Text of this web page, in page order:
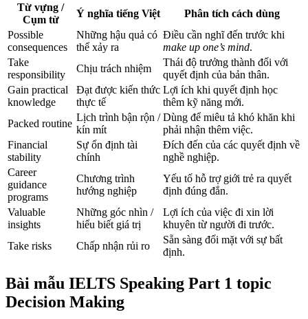
Từ vựng /
Cụm từ
Ý nghĩa tiếng Việt
Phân tích cách dùng
Possible
consequences
Những hậu quả có
thể xảy ra
Điều cần nghĩ đến trước khi
make up one’s mind.
Take
responsibility
Chịu trách nhiệm
Thái độ trưởng thành đối với
quyết định của bản thân.
Gain practical
knowledge
Đạt được kiến thức
thực tế
Lợi ích khi quyết định học
thêm kỹ năng mới.
Packed routine
Lịch trình bận rộn /
kín mít
Dùng để miêu tả khó khăn khi
phải nhận thêm việc.
Financial
stability
Sự ổn định tài
chính
Đích đến của các quyết định về
nghề nghiệp.
Career
guidance
programs
Chương trình
hướng nghiệp
Yếu tố hỗ trợ giới trẻ ra quyết
định đúng đắn.
Valuable
insights
Những góc nhìn /
hiểu biết giá trị
Lợi ích của việc đi xin lời
khuyên từ người đi trước.
Take risks
Chấp nhận rủi ro
Sẵn sàng đối mặt với sự bất
định.
Bài mẫu IELTS Speaking Part 1 topic
Decision Making